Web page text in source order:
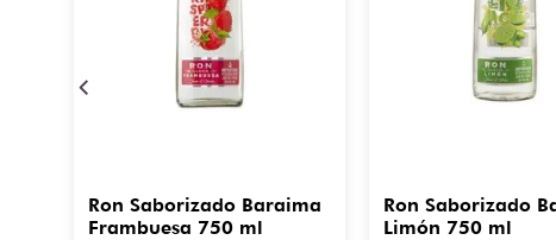
Ron Saborizado Baraima
Frambuesa 750 ml
Ron Saborizado
Limón 750 ml